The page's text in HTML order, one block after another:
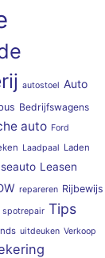
autostoel Auto
Bedrijfswagens
auto Ford
Laadpaal Laden
Leasen
repareren Rijbewijs
spotrepair Tips
uitdeuken Verkoop